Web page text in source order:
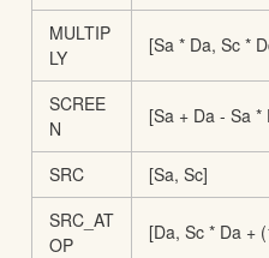
MULTIP
LY
[Sa * Da, Sc *
SCREE
N
[Sa + Da - Sa *
SRC
[Sa, Sc]
SRC_AT
OP
[Da, Sc * Da +